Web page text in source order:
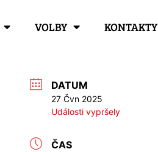
VOLBY KONTAKTY
DATUM
27 Čvn 2025
Události vypršely
ČAS